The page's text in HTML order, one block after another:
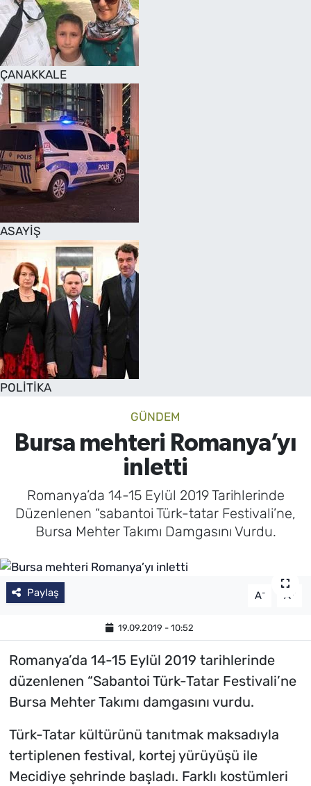
ÇANAKKALE
ASAYİŞ
POLİTİKA
GÜNDEM
Bursa mehteri Romanya’yı
inletti
Romanya’da 14-15 Eylül 2019 Tarihlerinde
Düzenlenen “sabantoi Türk-tatar Festivali’ne,
Bursa Mehter Takımı Damgasını Vurdu.
Paylaş A- A +
19.09.2019 - 10:52
Romanya’da 14-15 Eylül 2019 tarihlerinde
düzenlenen “Sabantoi Türk-Tatar Festivali’ne
Bursa Mehter Takımı damgasını vurdu.
Türk-Tatar kültürünü tanıtmak maksadıyla
tertiplenen festival, kortej yürüyüşü ile
Mecidiye şehrinde başladı. Farklı kostümleri
SAĞLIK
TV REHBERİ